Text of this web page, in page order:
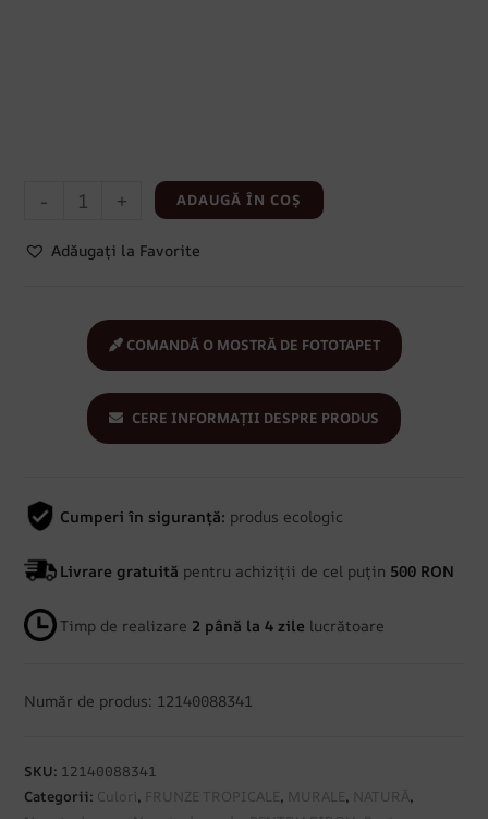
- + ADAUGĂ ÎN COȘ
Adăugați la Favorite
COMANDĂ O MOSTRĂ DE FOTOTAPET
CERE INFORMAȚII DESPRE PRODUS
Cumperi în siguranță: produs ecologic
Livrare gratuită pentru achiziții de cel puțin 500 RON
Timp de realizare 2 până la 4 zile lucrătoare
Număr de produs: 12140088341
SKU: 12140088341
Categorii: Culori, FRUNZE TROPICALE, MURALE, NATURĂ,